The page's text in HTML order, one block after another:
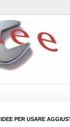
IDEE PER USARE